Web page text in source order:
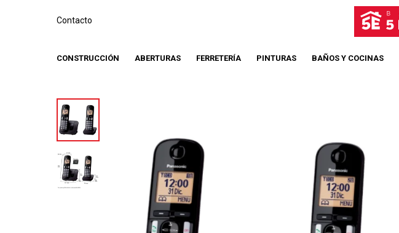
CONSTRUCCIÓN ABERTURAS FERRETERÍA PINTURAS BAÑOS Y COCINAS
Contacto